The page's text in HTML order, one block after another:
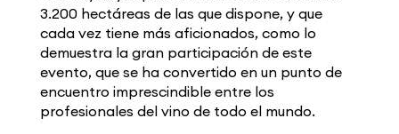
3.200 hectáreas de las que dispone, y que
cada vez tiene más aficionados, como lo
demuestra la gran participación de este
evento, que se ha convertido en un punto de
encuentro imprescindible entre los
profesionales del vino de todo el mundo.